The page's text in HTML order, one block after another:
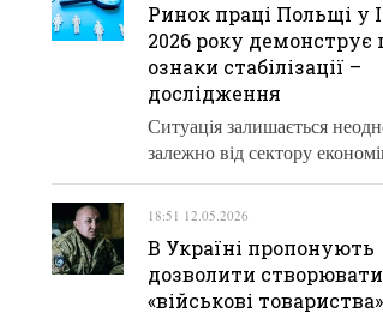
Ринок праці Польщі у І
2026 року демонструє
ознаки стабілізації –
дослідження
Ситуація залишається
залежно від сектору
18:51 12.05.2026
В Україні пропонують
дозволити створювати
«військові товариства»